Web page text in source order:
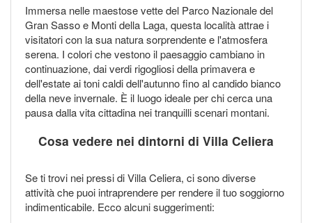
Immersa nelle maestose vette del Parco Nazionale del
Gran Sasso e Monti della Laga, questa località attrae i
visitatori con la sua natura sorprendente e l'atmosfera
serena. I colori che vestono il paesaggio cambiano in
continuazione, dai verdi rigogliosi della primavera e
dell'estate ai toni caldi dell'autunno fino al candido bianco
della neve invernale. È il luogo ideale per chi cerca una
pausa dalla vita cittadina nei tranquilli scenari montani.
Cosa vedere nei dintorni di Villa Celiera
Se ti trovi nei pressi di Villa Celiera, ci sono diverse
attività che puoi intraprendere per rendere il tuo soggiorno
indimenticabile. Ecco alcuni suggerimenti: